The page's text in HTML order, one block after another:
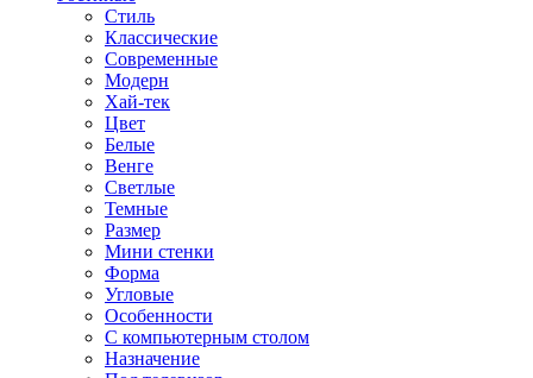
Стиль
Классические
Современные
Модерн
Хай-тек
Цвет
Белые
Венге
Светлые
Темные
Размер
Мини стенки
Форма
Угловые
Особенности
С компьютерным столом
Назначение